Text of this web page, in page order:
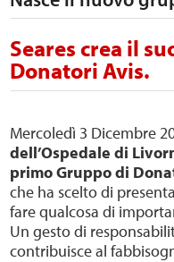
Seares crea il
Donatori Avis.
Mercoledì 3 Dicembre
dell’Ospedale di
primo Gruppo di
che ha scelto di
fare qualcosa di
Un gesto di
contribuisce al